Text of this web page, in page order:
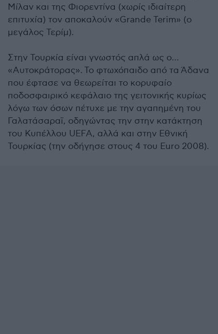
Μίλαν και της Φιορεντίνα (χωρίς ιδιαίτερη
επιτυχία) τον αποκαλούν «Grande Terim» (ο
μεγάλος Τερίμ).
Στην Τουρκία είναι γνωστός απλά ως ο...
«Αυτοκράτορας». Το φτωχόπαιδο από τα Άδανα
που έφτασε να θεωρείται το κορυφαίο
ποδοσφαιρικό κεφάλαιο της γειτονικής κυρίως
λόγω των όσων πέτυχε με την αγαπημένη του
Γαλατάσαραϊ, οδηγώντας την στην κατάκτηση
του Κυπέλλου UEFA, αλλά και στην Εθνική
Τουρκίας (την οδήγησε στους 4 του Euro 2008).